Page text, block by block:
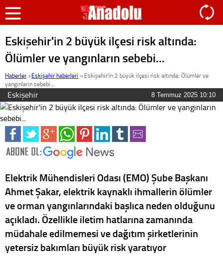
Eskişehir'in 2 büyük ilçesi risk altında:
Ölümler ve yangınların sebebi...
Haberler >Eskişehir haberleri » Eskişehir'in 2 büyük ilçesi risk altında: Ölümler ve
yangınların sebebi...
Eskişehir 8 Temmuz 2025 10:10
Elektrik Mühendisleri Odası (EMO) Şube Başkanı
Ahmet Şakar, elektrik kaynaklı ihmallerin ölümler
ve orman yangınlarındaki başlıca neden olduğunu
açıkladı. Özellikle iletim hatlarına zamanında
müdahale edilmemesi ve dağıtım şirketlerinin
yetersiz bakımları büyük risk yaratıyor